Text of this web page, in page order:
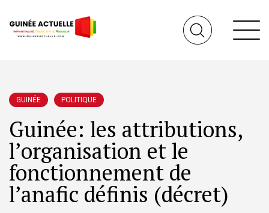
GUINÉE POLITIQUE
Guinée: les attributions,
l’organisation et le
fonctionnement de
l’anafic définis (décret)